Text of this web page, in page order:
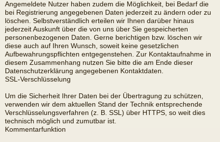
Angemeldete Nutzer haben zudem die Möglichkeit, bei Bedarf die
bei Registrierung angegebenen Daten jederzeit zu ändern oder zu
löschen. Selbstverständlich erteilen wir Ihnen darüber hinaus
jederzeit Auskunft über die von uns über Sie gespeicherten
personenbezogenen Daten. Gerne berichtigen bzw. löschen wir
diese auch auf Ihren Wunsch, soweit keine gesetzlichen
Aufbewahrungspflichten entgegenstehen. Zur Kontaktaufnahme in
diesem Zusammenhang nutzen Sie bitte die am Ende dieser
Datenschutzerklärung angegebenen Kontaktdaten.
SSL-Verschlüsselung
Um die Sicherheit Ihrer Daten bei der Übertragung zu schützen,
verwenden wir dem aktuellen Stand der Technik entsprechende
Verschlüsselungsverfahren (z. B. SSL) über HTTPS, so weit dies
technisch möglich und zumutbar ist.
Kommentarfunktion